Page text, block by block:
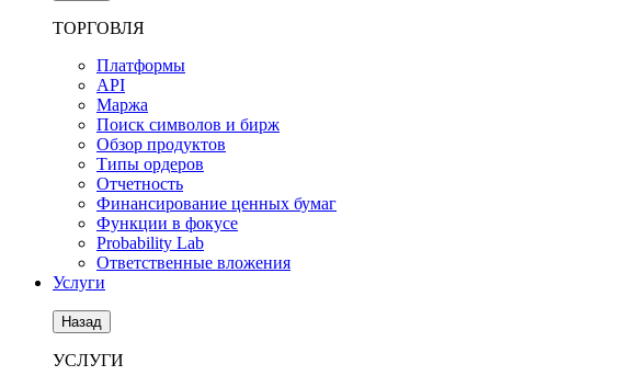
ТОРГОВЛЯ
Платформы
API
Маржа
Поиск символов и бирж
Обзор продуктов
Типы ордеров
Отчетность
Финансирование ценных бумаг
Функции в фокусе
Probability Lab
Ответственные вложения
Услуги
Назад
УСЛУГИ